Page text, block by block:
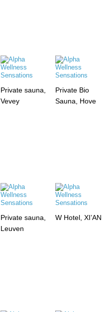
Private sauna,
Vevey
Private Bio
Sauna, Hove
Private sauna,
Leuven
W Hotel, XI’AN